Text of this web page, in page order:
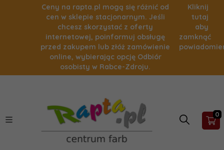
Ceny na rapta.pl mogą się różnić od
cen w sklepie stacjonarnym. Jeśli
chcesz skorzystać z oferty
internetowej, poinformuj obsługę
przed zakupem lub złóż zamówienie
online, wybierając opcję Odbiór
osobisty w Rabce-Zdroju.
Kliknij
tutaj
aby
zamknąć
0